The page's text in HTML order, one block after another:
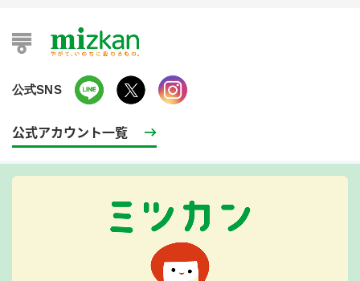
公式SNS
公式アカウント一覧